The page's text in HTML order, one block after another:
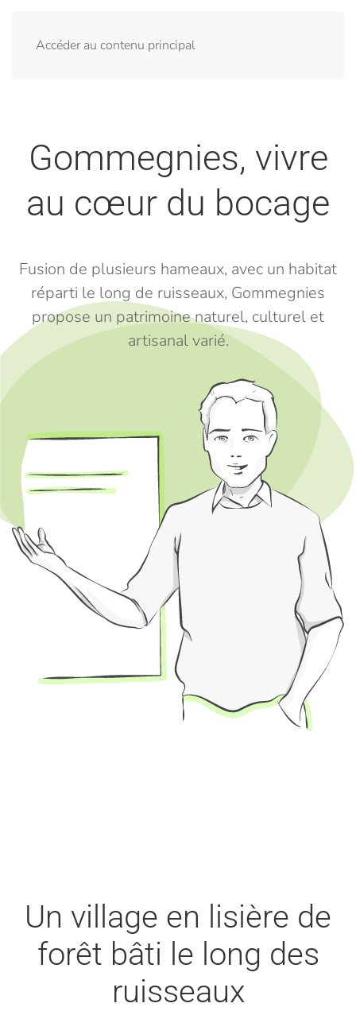
Accéder au contenu principal
Gommegnies, vivre
au cœur du bocage
Fusion de plusieurs hameaux, avec un habitat
réparti le long de ruisseaux, Gommegnies
propose un patrimoine naturel, culturel et
artisanal varié.
Un village en lisière de
forêt bâti le long des
ruisseaux